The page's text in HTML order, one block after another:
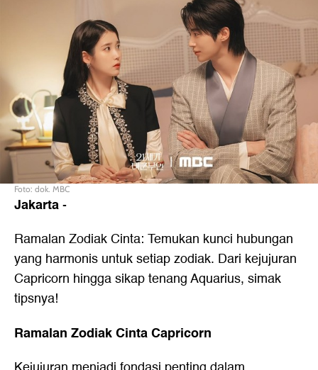
Foto: dok. MBC
Jakarta-
Ramalan Zodiak Cinta: Temukan kunci hubungan
yang harmonis untuk setiap zodiak. Dari kejujuran
Capricorn hingga sikap tenang Aquarius, simak
tipsnya!
Ramalan Zodiak Cinta Capricorn